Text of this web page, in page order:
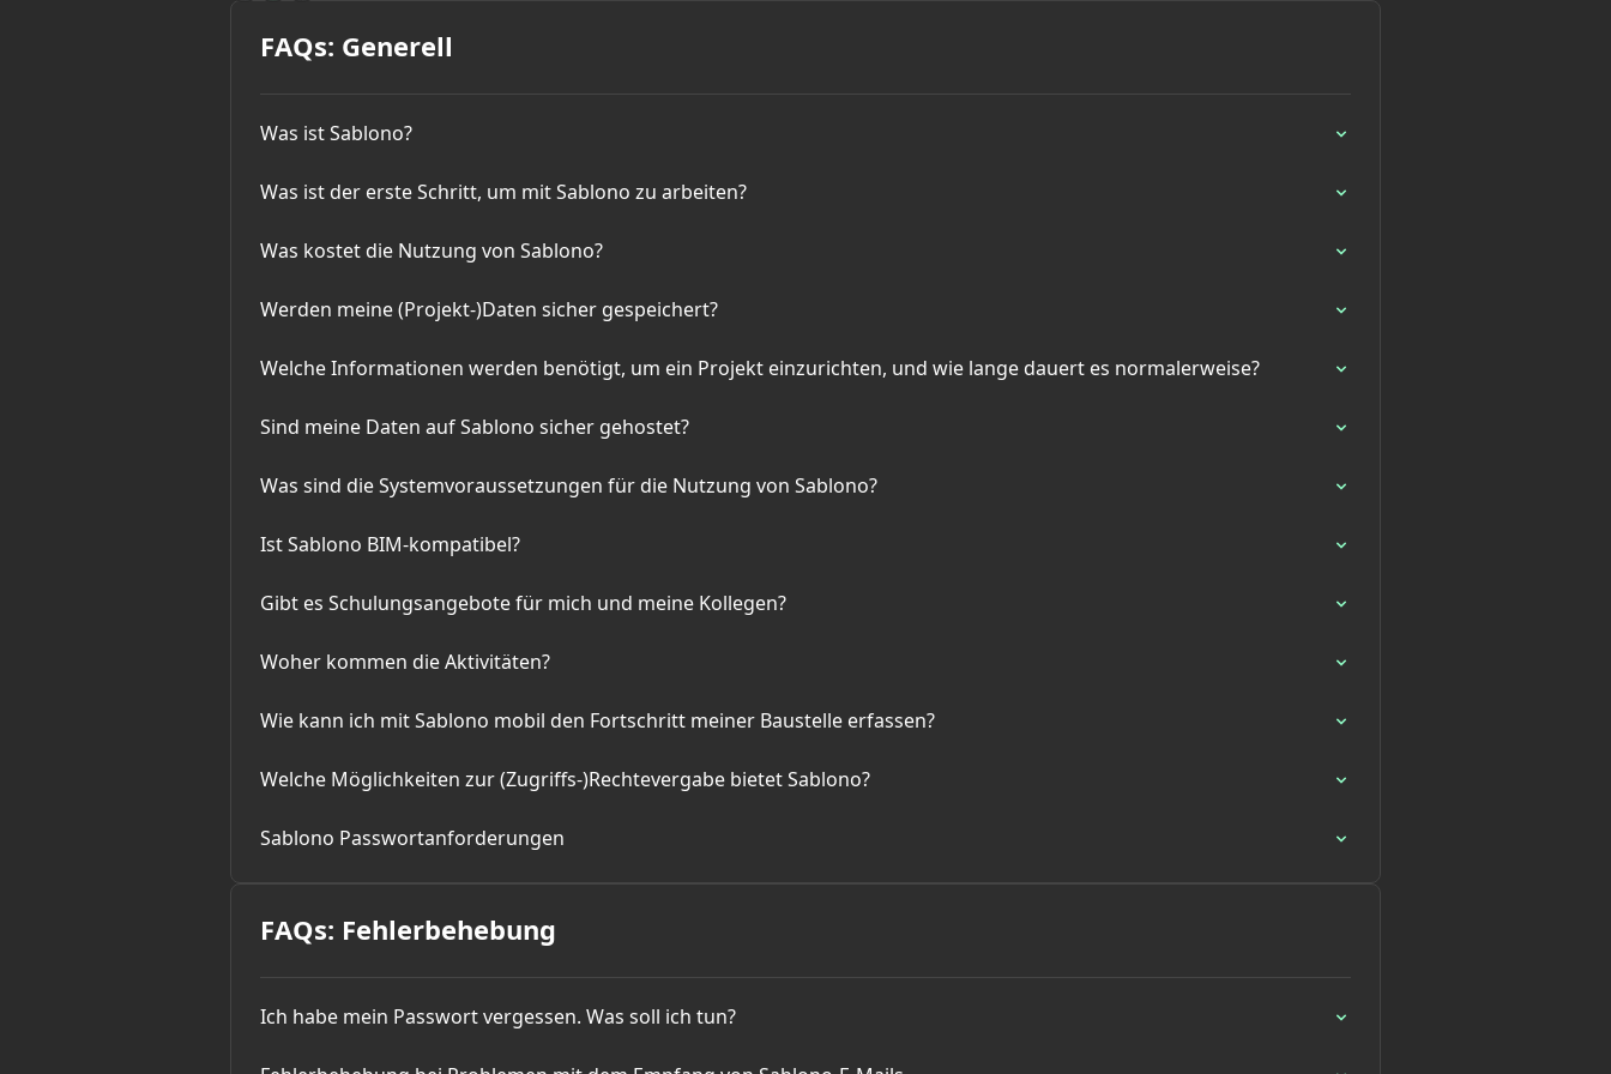
FAQs: Generell
Was ist Sablono?
Was ist der erste Schritt, um mit Sablono zu arbeiten?
Was kostet die Nutzung von Sablono?
Werden meine (Projekt-)Daten sicher gespeichert?
Welche Informationen werden benötigt, um ein Projekt einzurichten, und wie lange dauert es normalerweise?
Sind meine Daten auf Sablono sicher gehostet?
Was sind die Systemvoraussetzungen für die Nutzung von Sablono?
Ist Sablono BIM-kompatibel?
Gibt es Schulungsangebote für mich und meine Kollegen?
Woher kommen die Aktivitäten?
Wie kann ich mit Sablono mobil den Fortschritt meiner Baustelle erfassen?
Welche Möglichkeiten zur (Zugriffs-)Rechtevergabe bietet Sablono?
Sablono Passwortanforderungen
FAQs: Fehlerbehebung
Ich habe mein Passwort vergessen. Was soll ich tun?